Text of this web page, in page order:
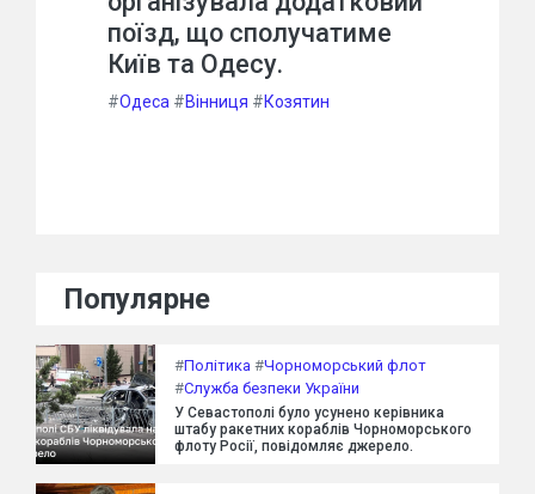
поїзд, що сполучатиме
Київ та Одесу.
#Одеса #Вінниця #Козятин
Популярне
#Політика #Чорноморський флот
#Служба безпеки України
У Севастополі було усунено керівника
штабу ракетних кораблів Чорноморського
флоту Росії, повідомляє джерело.